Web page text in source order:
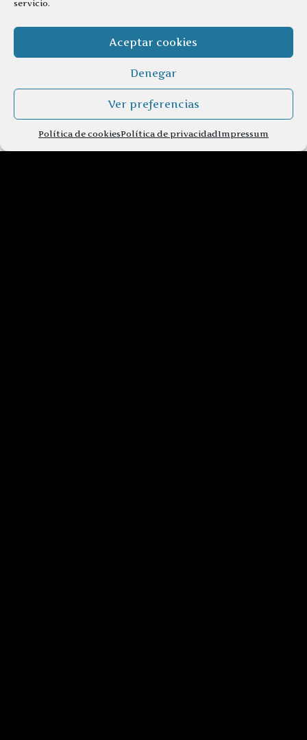
servicio.
Aceptar cookies
Denegar
Ver preferencias
Política de cookiesPolítica de privacidadImpressum